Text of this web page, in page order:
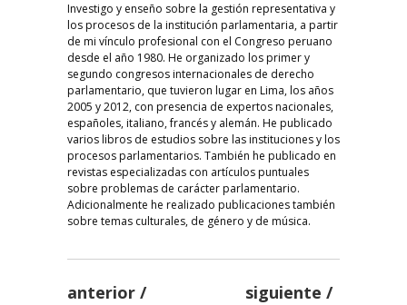
Investigo y enseño sobre la gestión representativa y
los procesos de la institución parlamentaria, a partir
de mi vínculo profesional con el Congreso peruano
desde el año 1980. He organizado los primer y
segundo congresos internacionales de derecho
parlamentario, que tuvieron lugar en Lima, los años
2005 y 2012, con presencia de expertos nacionales,
españoles, italiano, francés y alemán. He publicado
varios libros de estudios sobre las instituciones y los
procesos parlamentarios. También he publicado en
revistas especializadas con artículos puntuales
sobre problemas de carácter parlamentario.
Adicionalmente he realizado publicaciones también
sobre temas culturales, de género y de música.
anterior siguiente